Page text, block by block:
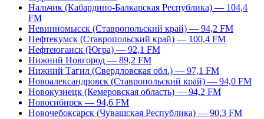
Нальчик (Кабардино-Балкарская Республика) — 104,4
FM
Невинномысск (Ставропольский край) — 94,2 FM
Нефтекумск (Ставропольский край) — 100,4 FM
Нефтеюганск (Югра) — 92,1 FM
Нижний Новгород — 89,2 FM
Нижний Тагил (Свердловская обл.) — 97,1 FM
Новоалександровск (Ставропольский край) — 94,0 FM
Новокузнецк (Кемеровская область) — 94,2 FM
Новосибирск — 94,6 FM
Новочебоксарск (Чувашская Республика) — 90,3 FM